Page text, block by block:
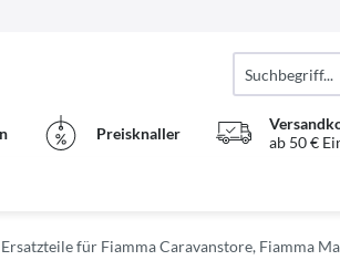
Preisknaller
ab 50 €
Ersatzteile für Fiamma Caravanstore, Fiamma